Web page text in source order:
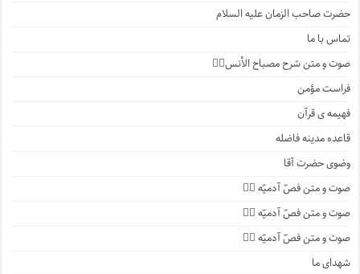
حضرت صاحب الزمان علیه السلام
تماس با ما
صوت و متن شرح مصباح الأنس۱️⃣
فراست مؤمن
فهیمه ی قرآن
قاعده مدینه فاضله
وضوی حضرت آقا
صوت و متن فصّ آدمیّه ۴️⃣
صوت و متن فصّ آدمیّه ۳️⃣
صوت و متن فصّ آدمیّه ۲️⃣
شهدای ما